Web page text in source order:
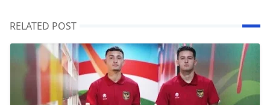
RELATED POST